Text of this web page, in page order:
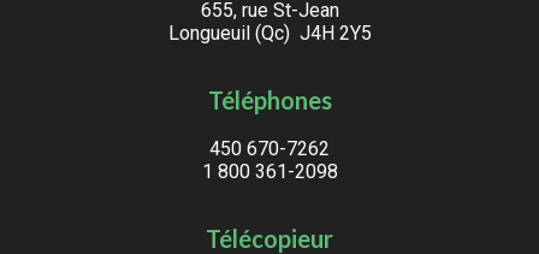
655, rue St-Jean
Longueuil (Qc) J4H 2Y5
Téléphones
450 670-7262
1 800 361-2098
Télécopieur